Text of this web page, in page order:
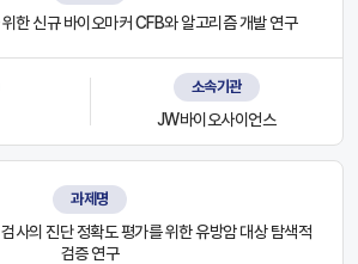
한 신규 바이오마커 CFB와 알고리즘 개발 연구
소속기관
JW바이오사이언스
과제명
사의 진단 정확도 평가를 위한 유방암 대상 탐색적
검증 연구